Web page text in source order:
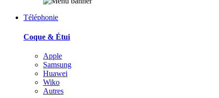
Téléphonie
Coque & Étui
Apple
Samsung
Huawei
Wiko
Autres